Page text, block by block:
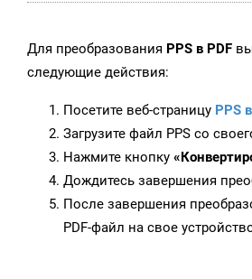
Для преобразования PPS в PDF
следующие действия:
Посетите веб-страницу PPS
Загрузите файл PPS со
Нажмите кнопку
Дождитесь завершения
После завершения
PDF-файл на свое